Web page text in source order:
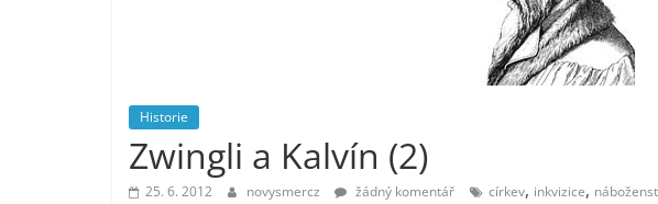
Historie
Zwingli a Kalvín (2)
25. 6. 2012 novysmercz žádný komentář církev, inkvizice,